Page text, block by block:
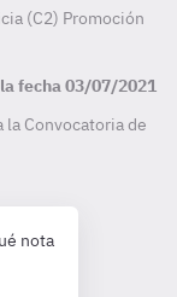
(C2) Promoción
fecha03/07/2021
Convocatoria de
nota